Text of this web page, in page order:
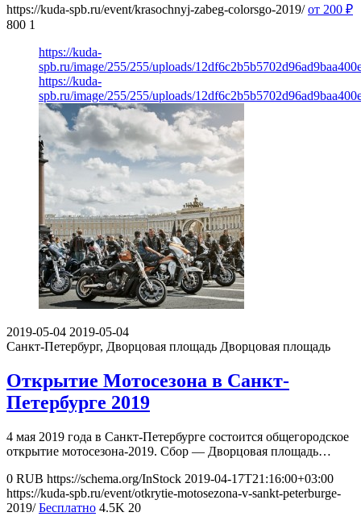
https://kuda-spb.ru/event/krasochnyj-zabeg-colorsgo-2019/ от 200 ₽
800 1
https://kuda-
spb.ru/image/255/255/uploads/
https://kuda-
spb.ru/image/255/255/uploads/
2019-05-04 2019-05-04
Санкт-Петербург, Дворцовая площадь Дворцовая площадь
Открытие Мотосезона в Санкт-
Петербурге 2019
4 мая 2019 года в Санкт-Петербурге состоится общегородское
открытие мотосезона-2019. Сбор — Дворцовая площадь…
0 RUB https://schema.org/InStock 2019-04-17T21:16:00+03:00
https://kuda-spb.ru/event/otkrytie-motosezona-v-sankt-peterburge-
2019/ Бесплатно 4.5K 20